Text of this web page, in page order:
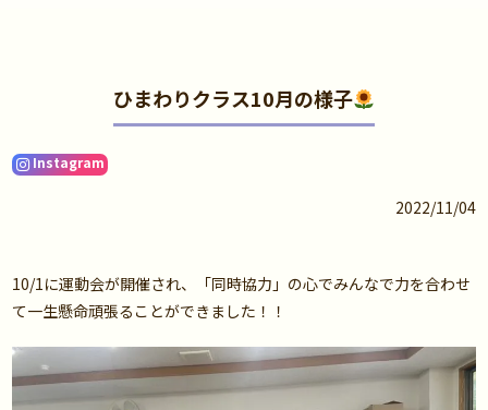
ひまわりクラス10月の様子
Instagram
2022/11/04
10/1に運動会が開催され、「同時協力」の心でみんなで力を合わせ
て一生懸命頑張ることができました！！